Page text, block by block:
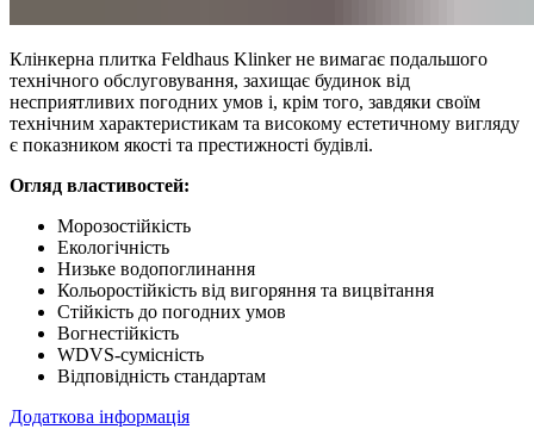
Клінкерна плитка Feldhaus Klinker не вимагає подальшого
технічного обслуговування, захищає будинок від
несприятливих погодних умов і, крім того, завдяки своїм
технічним характеристикам та високому естетичному вигляду
є показником якості та престижності будівлі.
Огляд властивостей:
Морозостійкість
Екологічність
Низьке водопоглинання
Кольоростійкість від вигоряння та вицвітання
Стійкість до погодних умов
Вогнестійкість
WDVS-сумісність
Відповідність стандартам
Додаткова інформація